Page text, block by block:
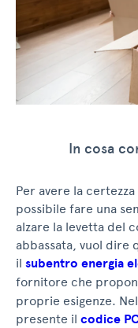
In cosa
Per avere la
possibile fare una
alzare la levetta del
abbassata, vuol dire
il subentro energia
fornitore che
proprie esigenze.
presente il codice